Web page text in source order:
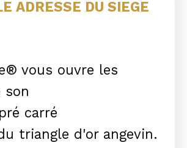
ADRESSE DU SIEGE
vous ouvre les
son
carré
triangle d'or angevin.